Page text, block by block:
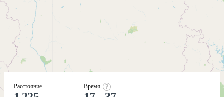
Расстояние Время